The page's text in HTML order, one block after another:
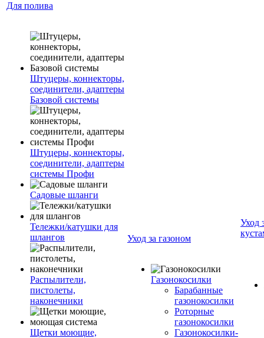
Для полива
Штуцеры, коннекторы,
соединители, адаптеры
Базовой системы
Штуцеры, коннекторы,
соединители, адаптеры
системы Профи
Садовые шланги
Тележки/катушки для
шлангов
Распылители,
пистолеты,
наконечники
Щетки моющие,
Уход за газоном
Газонокосилки
Барабанные
газонокосилки
Роторные
газонокосилки
Газонокосилки-
Уход